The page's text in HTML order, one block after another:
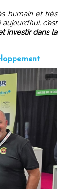
humain et très
c’est
investir dans la